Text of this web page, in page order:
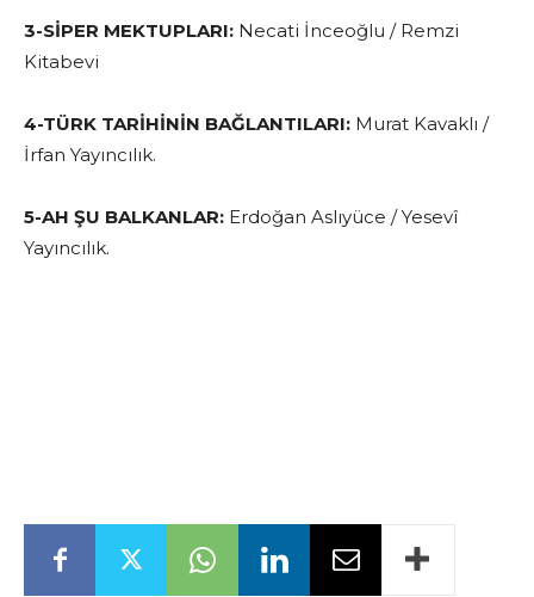
3-SİPER MEKTUPLARI: Necati İnceoğlu / Remzi
Kitabevi
4-TÜRK TARİHİNİN BAĞLANTILARI: Murat Kavaklı /
İrfan Yayıncılık.
5-AH ŞU BALKANLAR: Erdoğan Aslıyüce / Yesevî
Yayıncılık.